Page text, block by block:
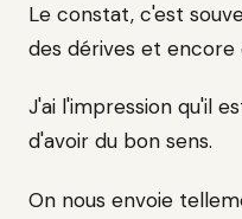
Le constat, c'est
des dérives et encore
J'ai l'impression qu'il
d'avoir du bon sens.
On nous envoie